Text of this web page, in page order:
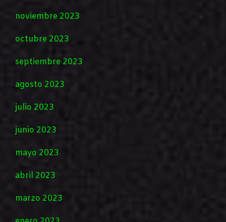
noviembre 2023
octubre 2023
septiembre 2023
agosto 2023
julio 2023
junio 2023
mayo 2023
abril 2023
marzo 2023